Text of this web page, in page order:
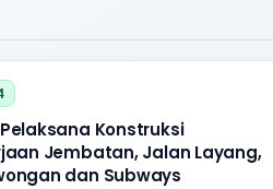
Konstruksi
Jembatan, Jalan Layang,
dan Subways